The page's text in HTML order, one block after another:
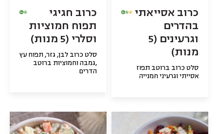
כרוב אסייאתי
בהדרים
וגרעינים (5
מנות)
סלט כרוב ברוטב תפוז
אסייתי וגרעיני חמנייה
כרוב חגיגי
תפוח חמוציות
וסלרי (5 מנות)
סלט כרוב לבן, גזר, תפוח עץ
,גמבה וחמוציות ברוטב
הדרים